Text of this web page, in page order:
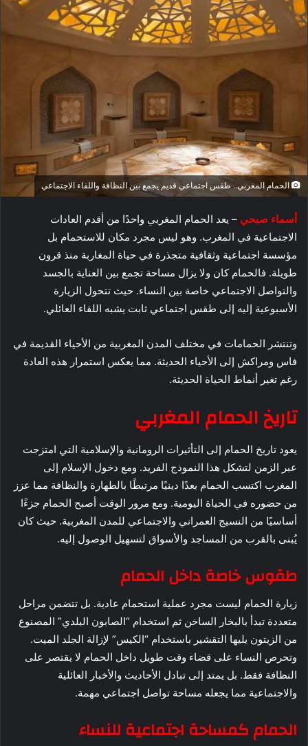
الحمام المغربي.. طقس اجتماعي قديم يجمع بين النظافة واللقاء الاجتماعي
أسماء صبحي – يعد الحمام المغربي واحدًا من أقدم العادات
الاجتماعية في المغرب. وهو ليس مجرد مكان للاستحمام بل
مؤسسة اجتماعية وثقافية متجذرة في حياة المغاربة منذ قرون
طويلة. فالحمام كان ولا يزال مساحة تجمع بين العناية بالجسد
والتواصل الاجتماعي خاصة بين النساء. حيث تتحول الزيارة
الأسبوعية إليه إلى طقس اجتماعي ثابت يشبه اللقاء العائلي.
وتنتشر الحمامات في مختلف المدن المغربية من الأحياء القديمة في
فاس ومراكش إلى الأحياء الحديثة. مما يعكس استمرار هذه العادة
رغم تغير أنماط الحياة الحديثة.
تاريخ الحمام المغربي
يعود تاريخ الحمام إلى التأثيرات الرومانية والإسلامية التي امتزجت
عبر الزمن لتشكل هذا النموذج الفريد. ومع دخول الإسلام إلى
المغرب اكتسب الحمام بعدًا دينيًا مرتبطًا بالطهارة والنظافة مما عزز
من حضوره في الحياة اليومية. ومع مرور الوقت أصبح الحمام جزءًا
أساسيًا من النسيج العمراني والاجتماعي للمدن المغربية. حيث كان
يُبنى بالقرب من المساجد والأسواق لتسهيل الوصول إليه.
طقوس خاصة داخل الحمام
زيارة الحمام ليست مجرد عملية استحمام عادية. بل تتضمن مراحل
متعددة تبدأ بالبخار الساخن ثم استخدام “الصابون البلدي” المصنوع
من الزيتون يليها التقشير باستخدام “الكيس” لإزالة الجلد الميت.
وتحرص النساء على قضاء وقت طويل داخل الحمام لا يقتصر على
النظافة فقط. بل يمتد إلى تبادل الأحاديث والأخبار العائلية
والاجتماعية مما يجعله مساحة تواصل اجتماعي مهمة.
الحمام كمساحة اجتماعية للنساء